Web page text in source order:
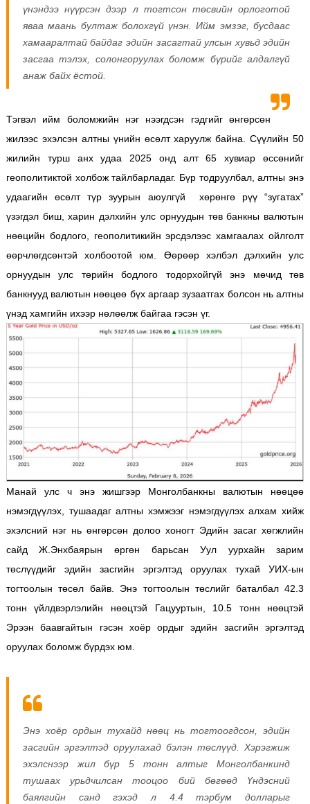
үнэндээ нүүрсэн дээр л тогтсон төсвийн орлоготой
яваа маань бултаж болохгүй үнэн. Ийм эмзэг, бусдаас
хамааралтай байдаг эдийн засагтай улсын хувьд эдийн
засгаа тэлэх, солонгоруулах боломж бүрийг алдалгүй
анаж байх ёстой.
Тэгвэл ийм боломжийн нэг нээгдсэн гэдгийг өнгөрсөн
жилээс эхэлсэн алтны үнийн өсөлт харуулж байна. Сүүлийн 50
жилийн турш анх удаа 2025 онд алт 65 хувиар өссөнийг
геополитиктой холбож тайлбарладаг. Бүр тодруулбал, алтны энэ
удаагийн өсөлт түр зуурын аюулгүй хөрөнгө рүү “зугатах”
үзэгдэл биш, харин дэлхийн улс орнуудын төв банкны валютын
нөөцийн бодлого, геополитикийн эрсдэлээс хамгаалах ойлголт
өөрчлөгдсөнтэй холбоотой юм. Өөрөөр хэлбэл дэлхийн улс
орнуудын улс төрийн бодлого тодорхойгүй энэ мөчид төв
банкнууд валютын нөөцөө бүх аргаар зузаатгах болсон нь алтны
үнэд хамгийн ихээр нөлөөлж байгаа гэсэн үг.
Манай улс ч энэ жишгээр Монголбанкны валютын нөөцөө
нэмэгдүүлэх, тушаадаг алтны хэмжээг нэмэгдүүлэх алхам хийж
эхэлсний нэг нь өнгөрсөн долоо хоногт Эдийн засаг хөгжлийн
сайд Ж.Энхбаярын өргөн барьсан Уул уурхайн зарим
төслүүдийг эдийн засгийн эргэлтэд оруулах тухай УИХ-ын
тогтоолын төсөл байв. Энэ тогтоолын төслийг баталбал 42.3
тонн үйлдвэрлэлийн нөөцтэй Гацууртын, 10.5 тонн нөөцтэй
Эрээн баавгайтын гэсэн хоёр ордыг эдийн засгийн эргэлтэд
оруулах боломж бүрдэх юм.
Энэ хоёр ордын тухайд нөөц нь тогтоогдсон, эдийн
засгийн эргэлтэд оруулахад бэлэн төслүүд. Хэрэгжиж
эхэлснээр жил бүр 5 тонн алтыг Монголбанкинд
тушаах урьдчилсан тооцоо бий бөгөөд Үндэсний
баялгийн санд гэхэд л 4.4 тэрбум долларыг